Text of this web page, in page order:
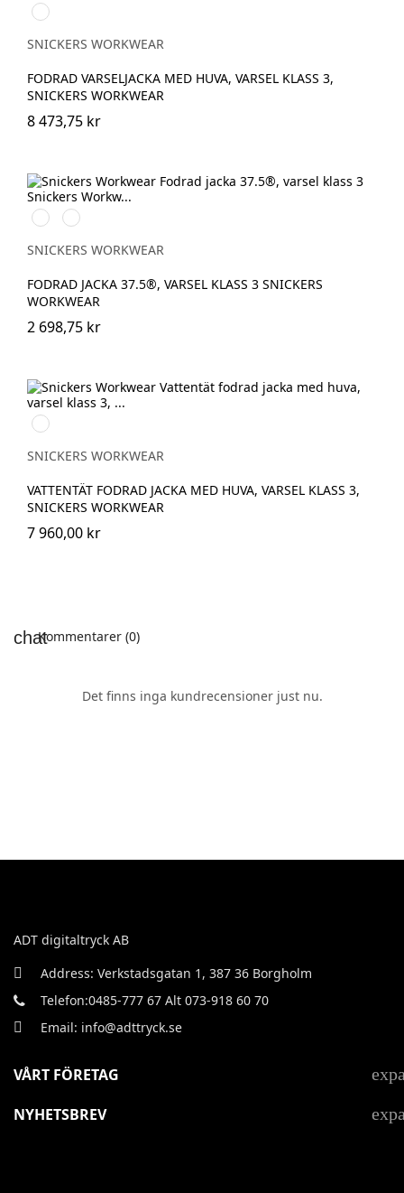
High
Visibility
Orange\Navy
SNICKERS WORKWEAR
FODRAD VARSELJACKA MED HUVA, VARSEL KLASS 3,
SNICKERS WORKWEAR
8 473,75 kr
High
vis
yellow\Black
High
vis
orange\Black
SNICKERS WORKWEAR
FODRAD JACKA 37.5®, VARSEL KLASS 3 SNICKERS
WORKWEAR
2 698,75 kr
High
vis
yellow/Navy
SNICKERS WORKWEAR
VATTENTÄT FODRAD JACKA MED HUVA, VARSEL KLASS 3,
SNICKERS WORKWEAR
7 960,00 kr
Kommentarer (0)
Det finns inga kundrecensioner just nu.
ADT digitaltryck AB
Address: Verkstadsgatan 1, 387 36 Borgholm
Telefon:0485-777 67 Alt 073-918 60 70
Email: info@adttryck.se
VÅRT FÖRETAG
NYHETSBREV